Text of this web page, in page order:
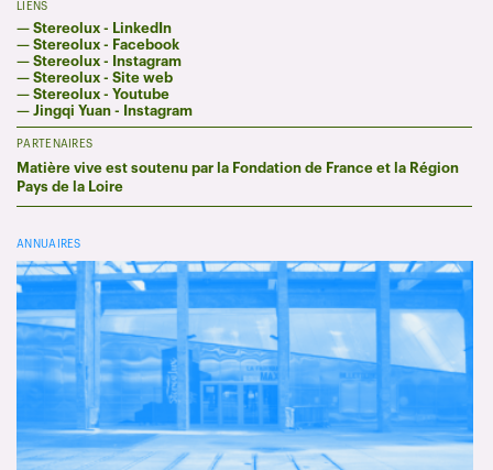
LIENS
— Stereolux - LinkedIn
— Stereolux - Facebook
— Stereolux - Instagram
— Stereolux - Site web
— Stereolux - Youtube
— Jingqi Yuan - Instagram
PARTENAIRES
Matière vive est soutenu par la Fondation de France et la Région
Pays de la Loire
ANNUAIRES